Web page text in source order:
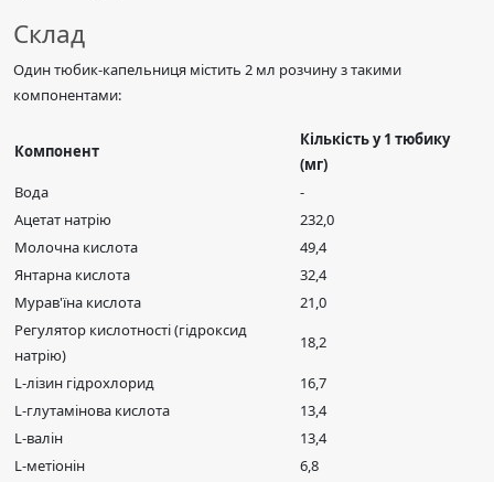
Склад
Один тюбик-капельниця містить 2 мл розчину з такими
компонентами:
Компонент
Кількість у 1 тюбику
(мг)
Вода
-
Ацетат натрію
232,0
Молочна кислота
49,4
Янтарна кислота
32,4
Мурав'їна кислота
21,0
Регулятор кислотності (гідроксид
натрію)
18,2
L-лізин гідрохлорид
16,7
L-глутамінова кислота
13,4
L-валін
13,4
L-метіонін
6,8